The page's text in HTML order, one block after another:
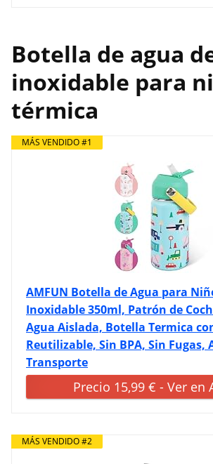
Botella de agua
inoxidable para
térmica
MÁS VENDIDO #1
AMFUN Botella de Agua para
Inoxidable 350ml, Patrón de
Agua Aislada, Botella Termica
Reutilizable, Sin BPA, Sin Fugas,
Transporte
Precio 15,99 € - Ver en
MÁS VENDIDO #2